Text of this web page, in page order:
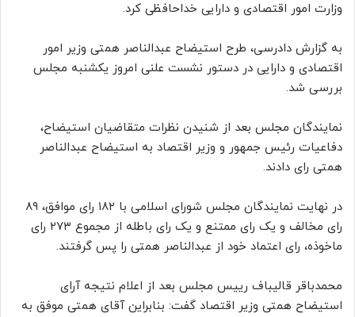
وزارت امور اقتصادی و دارایی خداحافظی کرد.
به گزارش دادرسی، طرح استیضاح عبدالناصر همتی وزیر امور
اقتصادی و دارایی در دستور نشست علنی امروز یکشنبه مجلس
بررسی شد.
نمایندگان مجلس بعد از شنیدن نظرات متقاضیان استیضاح،
دفاعیات رئیس جمهور و وزیر اقتصاد به استیضاح عبدالناصر
همتی رای دادند.
در نهایت نمایندگان مجلس شورای اسلامی با ۱۸۲ رای موافق، ۸۹
رای مخالف و یک رای ممتنع و یک رای باطله از مجموع ۲۷۳ رای
ماخوذه، رای اعتماد خود از عبدالناصر همتی را پس گرفتند.
محمدباقر قالیباف رییس مجلس بعد از اعلام نتیجه آرای
استیضاح همتی وزیر اقتصاد گفت: بنابراین آقای همتی موفق به